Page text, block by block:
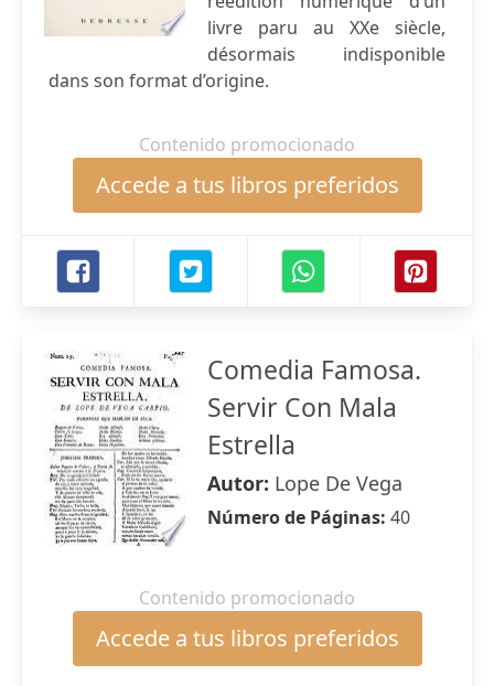
livre paru au XXe siècle,
désormais indisponible
dans son format d’origine.
Contenido promocionado
Accede a tus libros preferidos
Comedia Famosa.
Servir Con Mala
Estrella
Autor: Lope De Vega
Número de Páginas: 40
Contenido promocionado
Accede a tus libros preferidos